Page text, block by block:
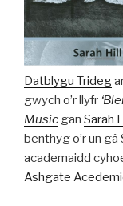
Datblygu Trideg
gwych o’r llyfr
Music gan Sarah
benthyg o’r un
academaidd
Ashgate